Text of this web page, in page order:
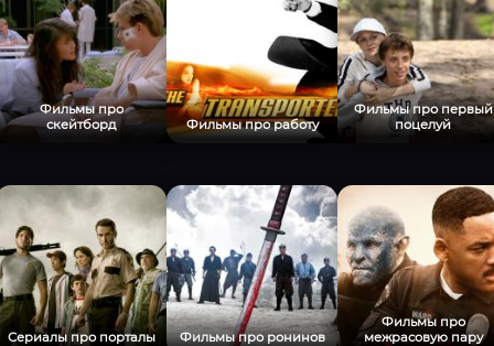
Фильмы про
скейтборд
Фильмы про работу
Фильмы про первый
поцелуй
Сериалы про порталы Фильмы про ронинов
Фильмы про
межрасовую пару